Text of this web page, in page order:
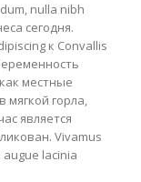
nulla nibh
сегодня.
к Convallis
местные
горла,
является
Vivamus
lacinia